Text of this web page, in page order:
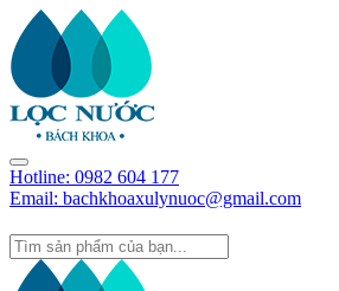
Hotline: 0982 604 177
Email: bachkhoaxulynuoc@gmail.com